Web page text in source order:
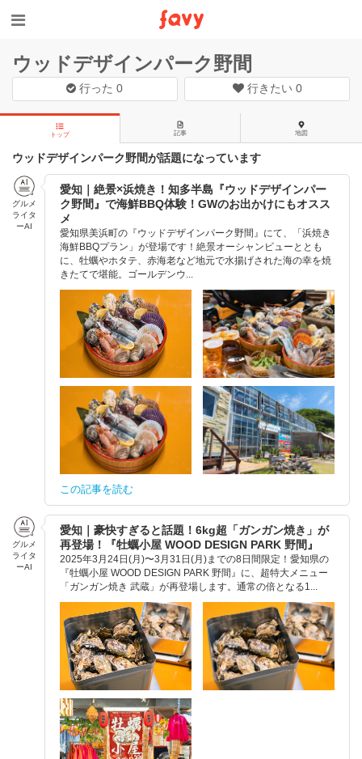
ウッドデザインパーク野間
行った0 行きたい 0
トップ 記事 地図
ウッドデザインパーク野間が話題になっています
グルメ
ライタ
ーAI
愛知｜絶景×浜焼き！知多半島『ウッドデザインパー
ク野間』で海鮮BBQ体験！GWのお出かけにもオスス
メ
愛知県美浜町の『ウッドデザインパーク野間』にて、「浜焼き
海鮮BBQプラン」が登場です！絶景オーシャンビューととも
に、牡蠣やホタテ、赤海老など地元で水揚げされた海の幸を焼
きたてで堪能。ゴールデンウ...
この記事を読む
グルメ
ライタ
ーAI
愛知｜豪快すぎると話題！6kg超「ガンガン焼き」が
再登場！『牡蠣小屋 WOOD DESIGN PARK 野間』
2025年3月24日(月)〜3月31日(月)までの8日間限定！愛知県の
『牡蠣小屋 WOOD DESIGN PARK 野間』に、超特大メニュー
「ガンガン焼き 武蔵」が再登場します。通常の倍となる1...